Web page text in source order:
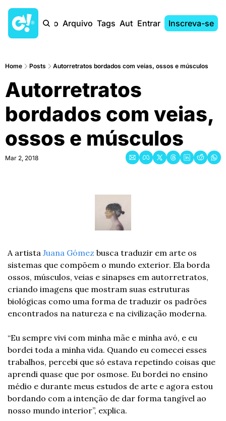
Início Arquivo Tags AutoresEntrar Inscreva-se
Home Posts Autorretratos bordados com veias, ossos e músculos
Autorretratos
bordados com veias,
ossos e músculos
Mar 2, 2018
A artista Juana Gómez busca traduzir em arte os
sistemas que compõem o mundo exterior. Ela borda
ossos, músculos, veias e sinapses em autorretratos,
criando imagens que mostram suas estruturas
biológicas como uma forma de traduzir os padrões
encontrados na natureza e na civilização moderna.
“Eu sempre vivi com minha mãe e minha avó, e eu
bordei toda a minha vida. Quando eu comecei esses
trabalhos, percebi que só estava repetindo coisas que
aprendi quase que por osmose. Eu bordei no ensino
médio e durante meus estudos de arte e agora estou
bordando com a intenção de dar forma tangível ao
nosso mundo interior”, explica.